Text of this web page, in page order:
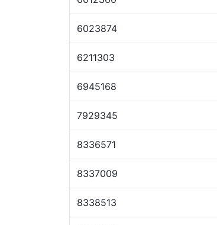
6023874
6211303
6945168
7929345
8336571
8337009
8338513